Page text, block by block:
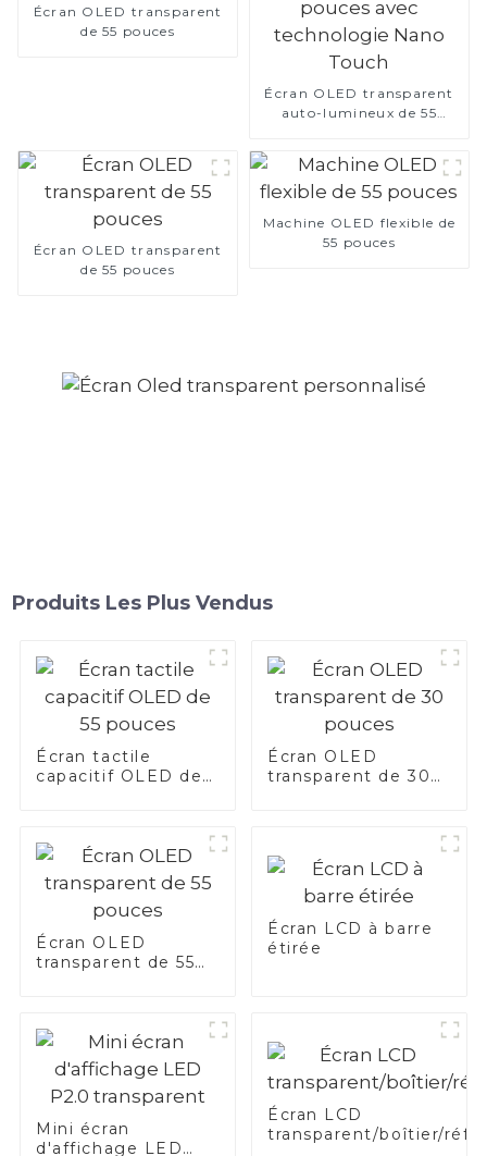
Écran OLED transparent
de 55 pouces
Écran OLED transparent
auto-lumineux de 55
Écran OLED transparent
de 55 pouces
Machine OLED flexible de
55 pouces
Produits Les Plus Vendus
Écran tactile
capacitif OLED de
Écran OLED
transparent de 30
Écran OLED
transparent de 55
Écran LCD à barre
étirée
Mini écran
d'affichage LED
Écran LCD
transparent/boîtier/